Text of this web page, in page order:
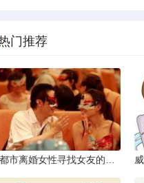
门推荐